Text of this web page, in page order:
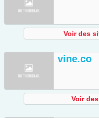
Voir des
vine.co
Voir